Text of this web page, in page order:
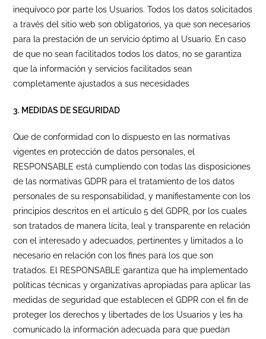
inequívoco por parte los Usuarios. Todos los datos solicitados
a través del sitio web son obligatorios, ya que son necesarios
para la prestación de un servicio óptimo al Usuario. En caso
de que no sean facilitados todos los datos, no se garantiza
que la información y servicios facilitados sean
completamente ajustados a sus necesidades
3. MEDIDAS DE SEGURIDAD
Que de conformidad con lo dispuesto en las normativas
vigentes en protección de datos personales, el
RESPONSABLE está cumpliendo con todas las disposiciones
de las normativas GDPR para el tratamiento de los datos
personales de su responsabilidad, y manifiestamente con los
principios descritos en el artículo 5 del GDPR, por los cuales
son tratados de manera lícita, leal y transparente en relación
con el interesado y adecuados, pertinentes y limitados a lo
necesario en relación con los fines para los que son
tratados. El RESPONSABLE garantiza que ha implementado
políticas técnicas y organizativas apropiadas para aplicar las
medidas de seguridad que establecen el GDPR con el fin de
proteger los derechos y libertades de los Usuarios y les ha
comunicado la información adecuada para que puedan